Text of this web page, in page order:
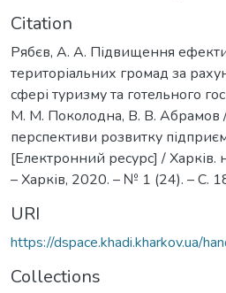
Citation
Рябєв, А. А. Підвищення
територіальних громад за
сфері туризму та готельного
М. М. Поколодна, В. В. Абрамов
перспективи розвитку
[Електронний ресурс] / Харків.
– Харків, 2020. – № 1 (24). – С.
URI
https://dspace.khadi.kharkov.ua/
Collections